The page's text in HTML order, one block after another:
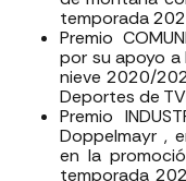
temporada
Premio
por su apoyo
nieve 2020/
Deportes de
Premio
Doppelmayr ,
en la
temporada